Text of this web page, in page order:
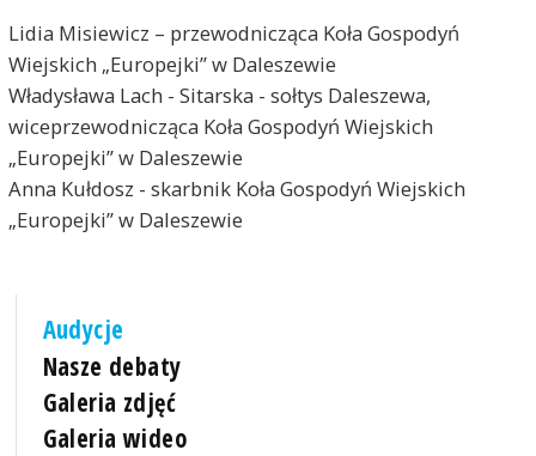
Lidia Misiewicz – przewodnicząca Koła Gospodyń
Wiejskich „Europejki” w Daleszewie
Władysława Lach - Sitarska - sołtys Daleszewa,
wiceprzewodnicząca Koła Gospodyń Wiejskich
„Europejki” w Daleszewie
Anna Kułdosz - skarbnik Koła Gospodyń Wiejskich
„Europejki” w Daleszewie
Audycje
Nasze debaty
Galeria zdjęć
Galeria wideo